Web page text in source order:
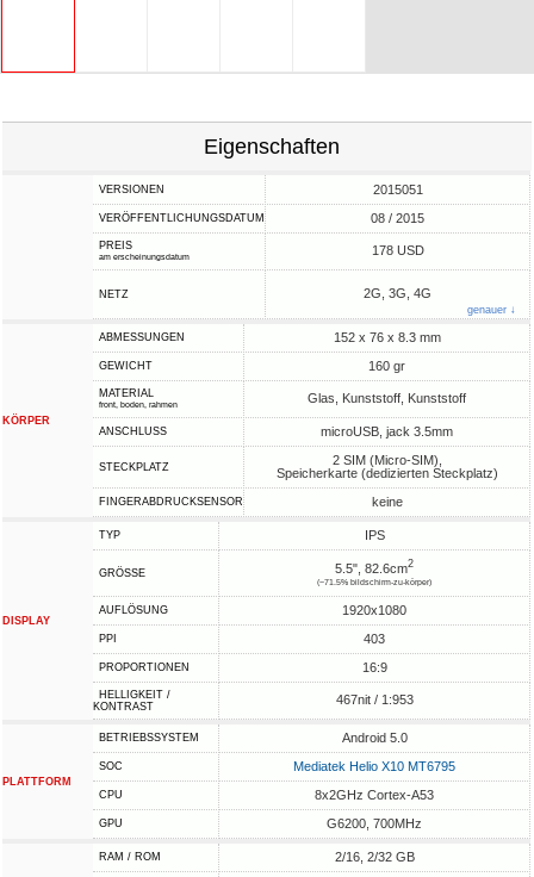
Eigenschaften
VERSIONEN 2015051
VERÖFFENTLICHUNGSDATUM 08 / 2015
PREIS
am erscheinungsdatum 178 USD
NETZ 2G, 3G, 4G
genauer ↓
KÖRPER
ABMESSUNGEN 152 x 76 x 8.3 mm
GEWICHT 160 gr
MATERIAL
front, boden, rahmen Glas, Kunststoff, Kunststoff
ANSCHLUSS microUSB, jack 3.5mm
STECKPLATZ
2 SIM (Micro-SIM),
Speicherkarte (dedizierten Steckplatz)
FINGERABDRUCKSENSOR keine
DISPLAY
TYP IPS
GRÖSSE 5.5", 82.6cm2
(~71.5% bildschirm-zu-körper)
AUFLÖSUNG 1920x1080
PPI 403
PROPORTIONEN 16:9
HELLIGKEIT /
KONTRAST
467nit / 1:953
PLATTFORM
BETRIEBSSYSTEM Android 5.0
SOC Mediatek Helio X10 MT6795
CPU 8x2GHz Cortex-A53
GPU G6200, 700MHz
RAM / ROM 2/16, 2/32 GB